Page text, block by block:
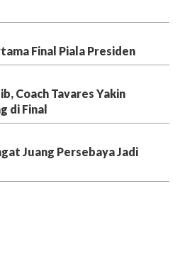
Final Piala Presiden
Coach Tavares Yakin
di Final
Juang Persebaya Jadi